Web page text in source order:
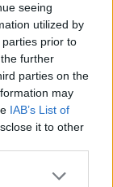
seeing
utilized by
prior to
further
parties on the
may
IAB’s List of
it to other
lugar no